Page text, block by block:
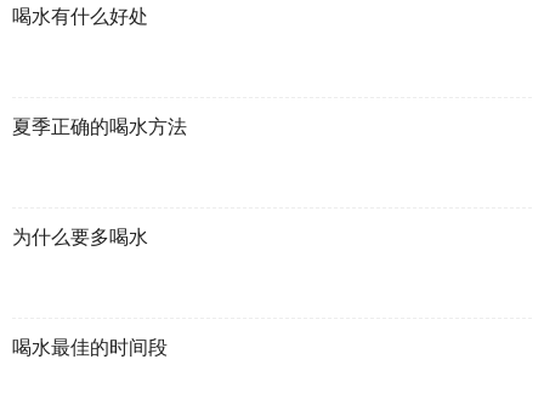
喝水有什么好处
夏季正确的喝水方法
为什么要多喝水
喝水最佳的时间段